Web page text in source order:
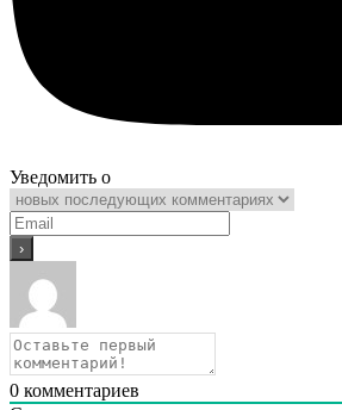
Уведомить о
0 комментариев